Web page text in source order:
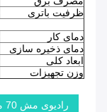
ظرفیت باتری
دمای کار
دمای ذخیره سازی
ابعاد کلی
وزن تجهیزات
رادیوی مش 70 مگابیت بر ثانیه